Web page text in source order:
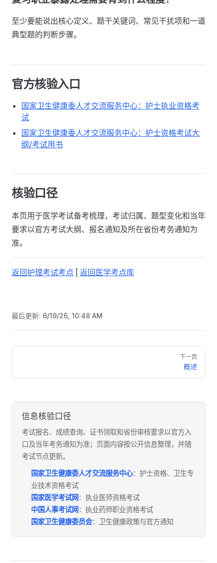
至少要能说出核心定义、题干关键词、常见干扰项和一道
典型题的判断步骤。
官方核验入口
国家卫生健康委人才交流服务中心：护士执业资格考
试
国家卫生健康委人才交流服务中心：护士资格考试大
纲/考试用书
核验口径
本页用于医学考试备考梳理，考试归属、题型变化和当年
要求以官方考试大纲、报名通知及所在省份考务通知为
准。
返回护理考试考点 返回医学考点库
最后更新: 6/19/26, 10:48 AM
Pager
下一页
概述
信息核验口径
考试报名、成绩查询、证书领取和省份审核要求以官方入
口及当年考务通知为准；页面内容按公开信息整理，并随
考试节点更新。
国家卫生健康委人才交流服务中心：护士资格、卫生专
业技术资格考试
国家医学考试网 ：执业医师资格考试
中国人事考试网 ：执业药师职业资格考试
国家卫生健康委员会：卫生健康政策与官方通知